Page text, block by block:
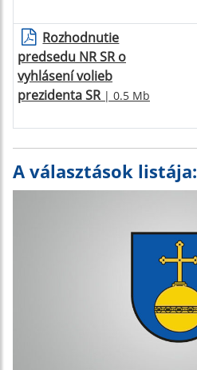
Rozhodnutie
predsedu NR SR o
vyhlásení volieb
prezidenta SR| 0.5 Mb
A választások listája: